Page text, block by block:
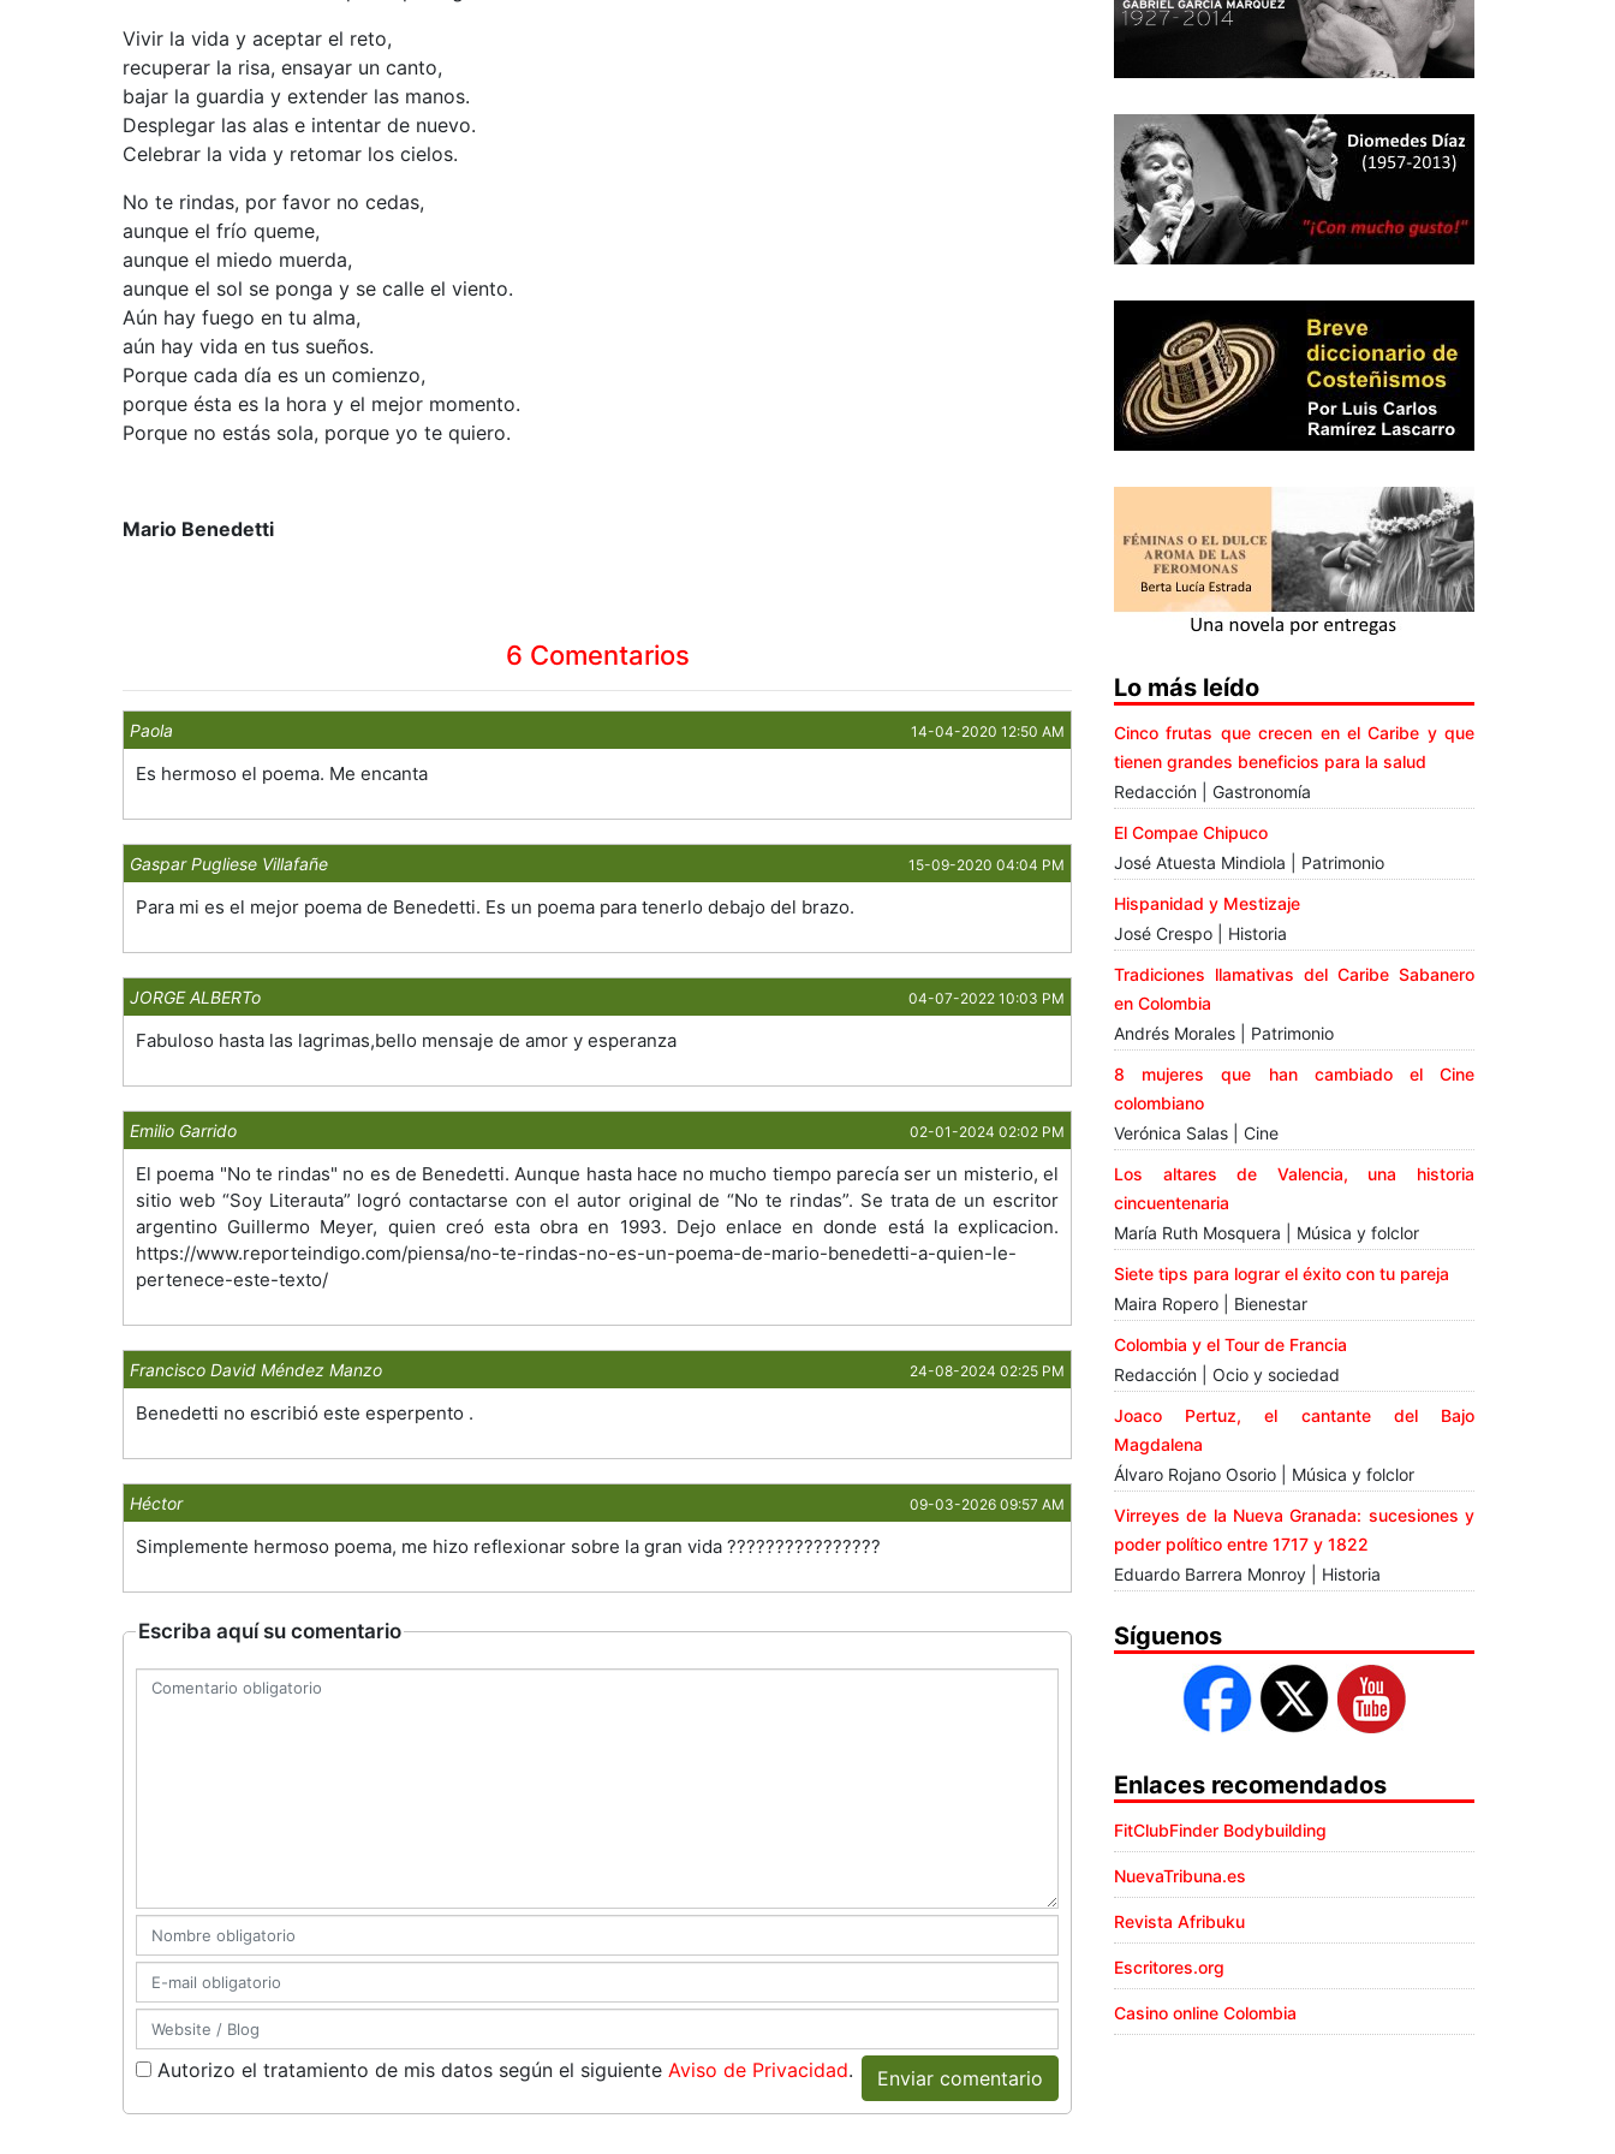
Vivir la vida y aceptar el reto,
recuperar la risa, ensayar un canto,
bajar la guardia y extender las manos.
Desplegar las alas e intentar de nuevo.
Celebrar la vida y retomar los cielos.
No te rindas, por favor no cedas,
aunque el frío queme,
aunque el miedo muerda,
aunque el sol se ponga y se calle el viento.
Aún hay fuego en tu alma,
aún hay vida en tus sueños.
Porque cada día es un comienzo,
porque ésta es la hora y el mejor momento.
Porque no estás sola, porque yo te quiero.
Mario Benedetti
6 Comentarios
Paola 14-04-2020 12:50 AM
Es hermoso el poema. Me encanta
Gaspar Pugliese Villafañe 15-09-2020 04:04 PM
Para mi es el mejor poema de Benedetti. Es un poema para tenerlo debajo del brazo.
JORGE ALBERTo 04-07-2022 10:03 PM
Fabuloso hasta las lagrimas,bello mensaje de amor y esperanza
Emilio Garrido 02-01-2024 02:02 PM
El poema "No te rindas" no es de Benedetti. Aunque hasta hace no mucho tiempo parecía ser un misterio, el
sitio web “Soy Literauta” logró contactarse con el autor original de “No te rindas”. Se trata de un escritor
argentino Guillermo Meyer, quien creó esta obra en 1993. Dejo enlace en donde está la explicacion.
https://www.reporteindigo.com/piensa/no-te-rindas-no-es-un-poema-de-mario-benedetti-a-quien-le-
pertenece-este-texto/
Francisco David Méndez Manzo 24-08-2024 02:25 PM
Benedetti no escribió este esperpento .
Héctor 09-03-2026 09:57 AM
Simplemente hermoso poema, me hizo reflexionar sobre la gran vida ????????????????
Escriba aquí su comentario
Autorizo el tratamiento de mis datos según el siguiente Aviso de Privacidad. Enviar comentario
Lo más leído
Cinco frutas que crecen en el Caribe y que
tienen grandes beneficios para la salud
Redacción | Gastronomía
El Compae Chipuco
José Atuesta Mindiola | Patrimonio
Hispanidad y Mestizaje
José Crespo | Historia
Tradiciones llamativas del Caribe Sabanero
en Colombia
Andrés Morales | Patrimonio
8 mujeres que han cambiado el Cine
colombiano
Verónica Salas | Cine
Los altares de Valencia, una historia
cincuentenaria
María Ruth Mosquera | Música y folclor
Siete tips para lograr el éxito con tu pareja
Maira Ropero | Bienestar
Colombia y el Tour de Francia
Redacción | Ocio y sociedad
Joaco Pertuz, el cantante del Bajo
Magdalena
Álvaro Rojano Osorio | Música y folclor
Virreyes de la Nueva Granada: sucesiones y
poder político entre 1717 y 1822
Eduardo Barrera Monroy | Historia
Síguenos
Enlaces recomendados
FitClubFinder Bodybuilding
NuevaTribuna.es
Revista Afribuku
Escritores.org
Casino online Colombia